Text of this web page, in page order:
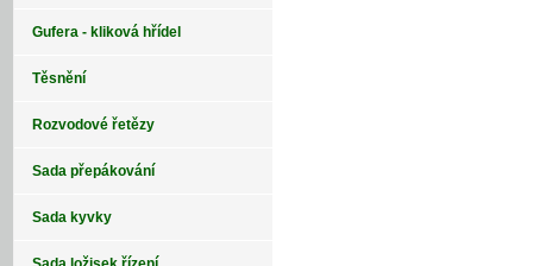
Gufera - kliková hřídel
Těsnění
Rozvodové řetězy
Sada přepákování
Sada kyvky